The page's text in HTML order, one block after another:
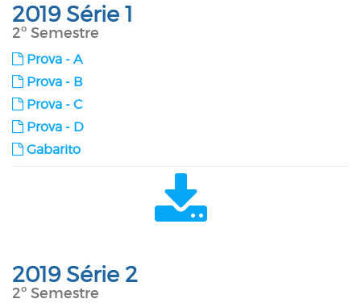
2019 Série 1
2º Semestre
Prova - A
Prova - B
Prova - C
Prova - D
Gabarito
2019 Série 2
2º Semestre